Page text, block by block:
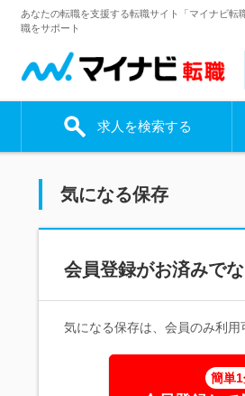
あなたの転職を支援する転職サイト「マイナビ
職をサポート
求人を検索する
気になる保存
会員登録がお済みで
気になる保存は、会員のみ利用
簡単